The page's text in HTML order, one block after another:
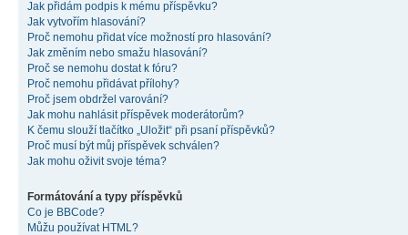
Jak přidám podpis k mému příspěvku?
Jak vytvořím hlasování?
Proč nemohu přidat více možností pro hlasování?
Jak změním nebo smažu hlasování?
Proč se nemohu dostat k fóru?
Proč nemohu přidávat přílohy?
Proč jsem obdržel varování?
Jak mohu nahlásit příspěvek moderátorům?
K čemu slouží tlačítko „Uložit“ při psaní příspěvků?
Proč musí být můj příspěvek schválen?
Jak mohu oživit svoje téma?
Formátování a typy příspěvků
Co je BBCode?
Můžu používat HTML?